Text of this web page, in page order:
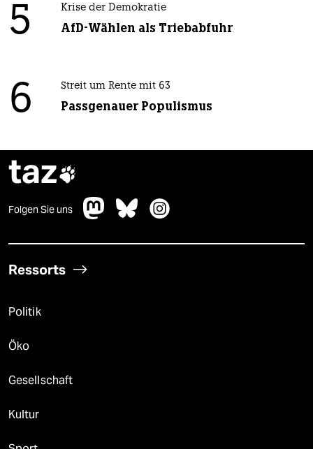
5 Krise der Demokratie
AfD-Wählen als Triebabfuhr
6 Streit um Rente mit 63
Passgenauer Populismus
taz
Folgen Sie uns
Ressorts
Politik
Öko
Gesellschaft
Kultur